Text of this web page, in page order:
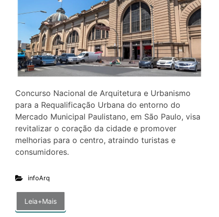
Concurso Nacional de Arquitetura e Urbanismo
para a Requalificação Urbana do entorno do
Mercado Municipal Paulistano, em São Paulo, visa
revitalizar o coração da cidade e promover
melhorias para o centro, atraindo turistas e
consumidores.
infoArq
Leia+Mais